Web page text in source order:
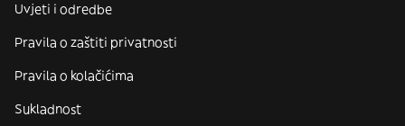
Uvjeti i odredbe
Pravila o zaštiti privatnosti
Pravila o kolačićima
Sukladnost